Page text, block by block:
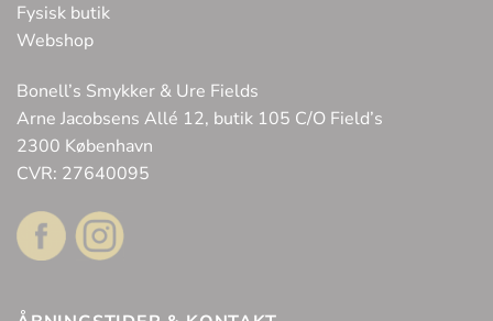
Fysisk butik
Webshop
Bonell’s Smykker & Ure Fields
Arne Jacobsens Allé 12, butik 105 C/O Field’s
2300 København
CVR: 27640095